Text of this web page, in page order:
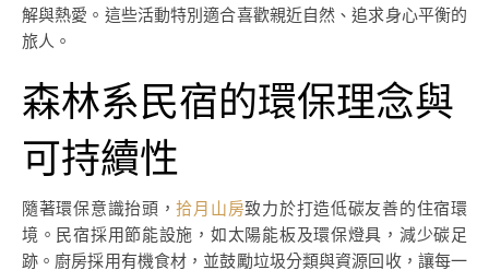
解與熱愛。這些活動特別適合喜歡親近自然、追求身心平衡的
旅人。
森林系民宿的環保理念與
可持續性
隨著環保意識抬頭，拾月山房致力於打造低碳友善的住宿環
境。民宿採用節能設施，如太陽能板及環保燈具，減少碳足
跡。廚房採用有機食材，並鼓勵垃圾分類與資源回收，讓每一